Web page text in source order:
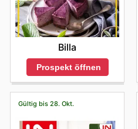
Billa
Prospekt öffnen
Gültig bis 28. Okt.